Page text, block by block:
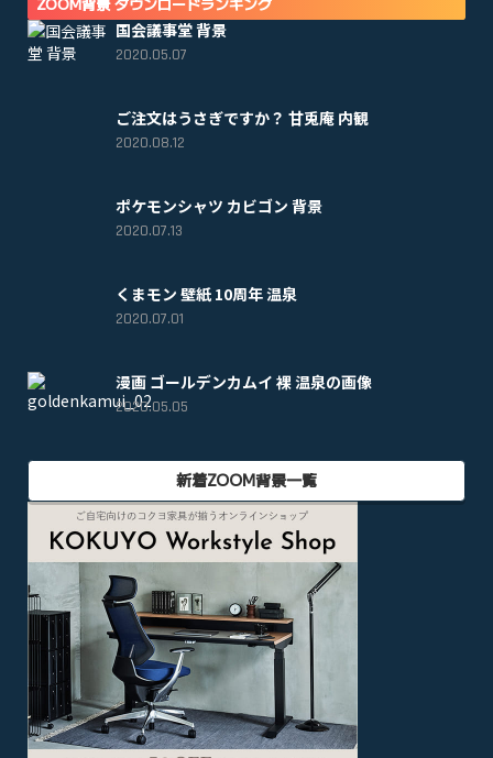
国会議事堂 背景
2020.05.07
ご注文はうさぎですか？ 甘兎庵 内観
2020.08.12
ポケモンシャツ カビゴン 背景
2020.07.13
くまモン 壁紙 10周年 温泉
2020.07.01
漫画 ゴールデンカムイ 裸 温泉の画像
2020.05.05
新着ZOOM背景一覧